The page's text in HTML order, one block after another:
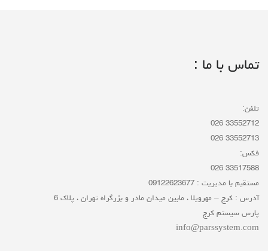
تماس با ما :
تلفن:
33552712 026
33552713 026
فکس:
33517588 026
مستقیم با مدیریت : 09122623677
آدرس : کرج – مهرویلا ، مابین میدان مادر و بزرگراه تهران ، پلاک 6
پارس سیستم کرج
info@parssystem.com